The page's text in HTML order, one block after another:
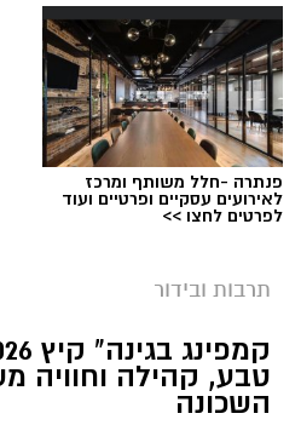
מערכת ירושלים נט / 10:00 28.07.26
תגים:פארק המים
פנתרה -חלל משותף ומרכז
לאירועים עסקיים ופרטיים ועוד
לפרטים לחצו >>
תרבות ובידור
טבע, קהילה וחוויה
השכונה